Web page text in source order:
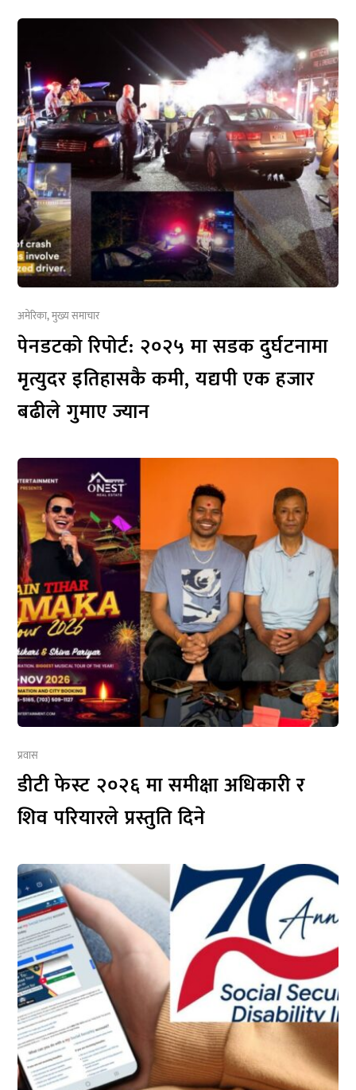
अमेरिका,मुख्य समाचार
पेनडटको रिपोर्ट: २०२५ मा सडक दुर्घटनामा
मृत्युदर इतिहासकै कमी, यद्यपी एक हजार
बढीले गुमाए ज्यान
प्रवास
डीटी फेस्ट २०२६ मा समीक्षा अधिकारी र
शिव परियारले प्रस्तुति दिने